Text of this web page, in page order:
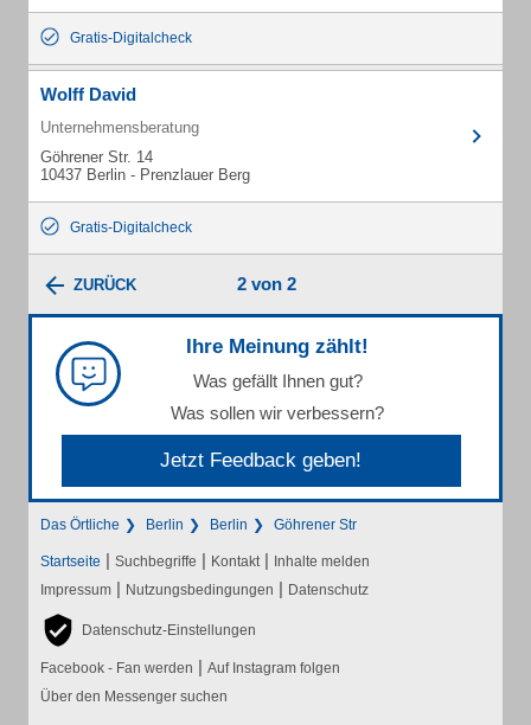
Gratis-Digitalcheck
Wolff David
Unternehmensberatung
Göhrener Str. 14
10437 Berlin - Prenzlauer Berg
Gratis-Digitalcheck
ZURÜCK 2 von 2
Ihre Meinung zählt!
Was gefällt Ihnen gut?
Was sollen wir verbessern?
Jetzt Feedback geben!
Das Örtliche Berlin Berlin Göhrener Str
Startseite | Suchbegriffe | Kontakt | Inhalte melden
Impressum | Nutzungsbedingungen | Datenschutz
Datenschutz-Einstellungen
Facebook - Fan werden | Auf Instagram folgen
Über den Messenger suchen